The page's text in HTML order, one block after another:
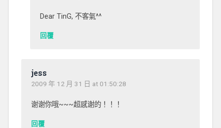
Dear TinG, 不客氣^^
回覆
jess
2009 年 12 月 31 日 at 01:50:28
谢谢你哦~~~超感谢的！！！
回覆